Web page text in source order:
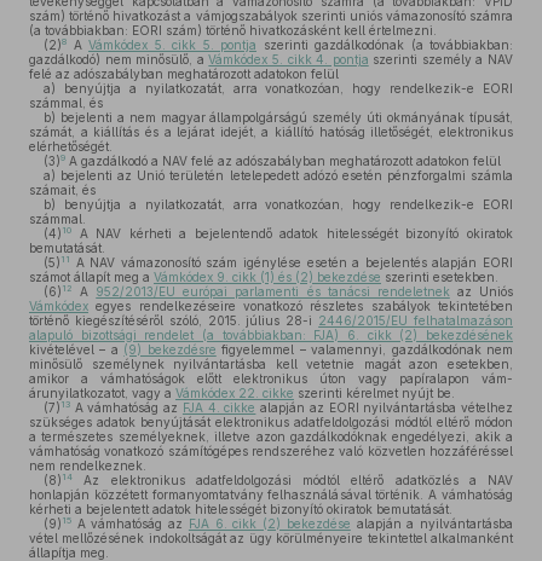
szám) történő hivatkozást a vámjogszabályok szerinti uniós vámazonosító számra
(a továbbiakban: EORI szám) történő hivatkozásként kell értelmezni.
(2)8 A Vámkódex 5. cikk 5. pontja szerinti gazdálkodónak (a továbbiakban:
gazdálkodó) nem minősülő, aVámkódex 5. cikk 4. pontja szerinti személy a NAV
felé az adószabályban meghatározott adatokon felül
a) benyújtja a nyilatkozatát, arra vonatkozóan, hogy rendelkezik-e EORI
számmal, és
b) bejelenti a nem magyar állampolgárságú személy úti okmányának típusát,
számát, a kiállítás és a lejárat idejét, a kiállító hatóság illetőségét, elektronikus
elérhetőségét.
(3)9 A gazdálkodó a NAV felé az adószabályban meghatározott adatokon felül
a) bejelenti az Unió területén letelepedett adózó esetén pénzforgalmi számla
számait, és
b) benyújtja a nyilatkozatát, arra vonatkozóan, hogy rendelkezik-e EORI
számmal.
(4) 10
A NAV kérheti a bejelentendő adatok hitelességét bizonyító okiratok
bemutatását.
(5) 11
A NAV vámazonosító szám igénylése esetén a bejelentés alapján EORI
számot állapít meg a Vámkódex 9. cikk (1) és (2) bekezdése szerinti esetekben.
(6) 12 A 952/2013/EU európai parlamenti és tanácsi rendeletnek az Uniós
Vámkódex egyes rendelkezéseire vonatkozó részletes szabályok tekintetében
történő kiegészítéséről szóló, 2015. július 28-i 2446/2015/EU felhatalmazáson
alapuló bizottsági rendelet (a továbbiakban: FJA) 6. cikk (2) bekezdésének
kivételével – a (9) bekezdésre figyelemmel – valamennyi, gazdálkodónak nem
minősülő személynek nyilvántartásba kell vetetnie magát azon esetekben,
amikor a vámhatóságok előtt elektronikus úton vagy papíralapon vám-
árunyilatkozatot, vagy a Vámkódex 22. cikke szerinti kérelmet nyújt be.
(7) 13 A vámhatóság az FJA 4. cikke alapján az EORI nyilvántartásba vételhez
szükséges adatok benyújtását elektronikus adatfeldolgozási módtól eltérő módon
a természetes személyeknek, illetve azon gazdálkodóknak engedélyezi, akik a
vámhatóság vonatkozó számítógépes rendszeréhez való közvetlen hozzáféréssel
nem rendelkeznek.
(8) 14
Az elektronikus adatfeldolgozási módtól eltérő adatközlés a NAV
honlapján közzétett formanyomtatvány felhasználásával történik. A vámhatóság
kérheti a bejelentett adatok hitelességét bizonyító okiratok bemutatását.
(9) 15 A vámhatóság az FJA 6. cikk (2) bekezdése alapján a nyilvántartásba
vétel mellőzésének indokoltságát az ügy körülményeire tekintettel alkalmanként
állapítja meg.